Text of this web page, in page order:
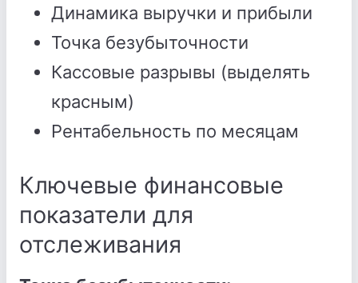
Динамика выручки и прибыли
Точка безубыточности
Кассовые разрывы (выделять
красным)
Рентабельность по месяцам
Ключевые финансовые
показатели для
отслеживания